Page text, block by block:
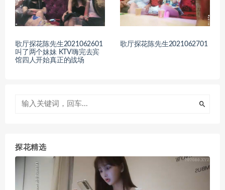
歌厅探花陈先生2021062601
叫了两个妹妹 KTV嗨完去宾
馆四人开始真正的战场
歌厅探花陈先生2021062701
探花精选